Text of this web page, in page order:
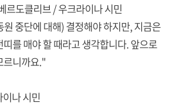
르도클리브 / 우크라이나 시민
중단에 대해) 결정해야 하지만, 지금은
를 매야 할 때라고 생각합니다. 앞으로
르니까요."
나 시민